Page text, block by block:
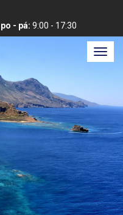
po - pá: 9:00 - 17:30